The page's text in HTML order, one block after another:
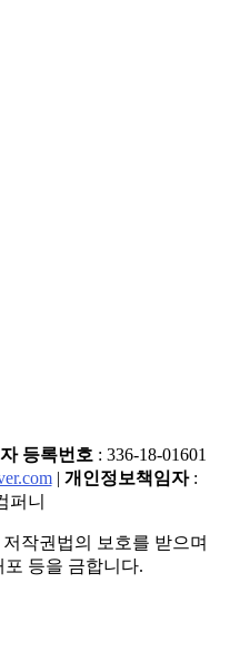
등록번호 : 336-18-01601
| 개인정보책임자:
퍼니
작권법의 보호를 받으며
등을 금합니다.